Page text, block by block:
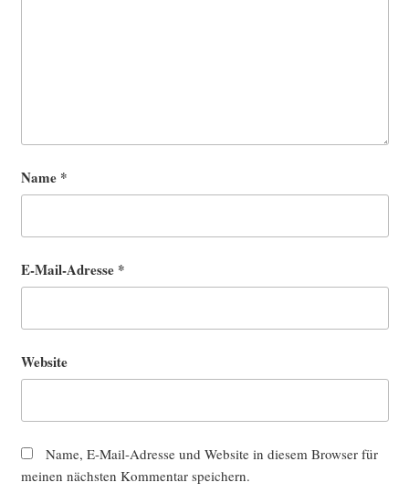
Name *
E-Mail-Adresse *
Website
Name, E-Mail-Adresse und Website in diesem Browser für
meinen nächsten Kommentar speichern.